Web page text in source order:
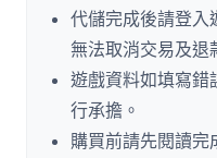
代儲完成後請登入
無法取消交易及退
遊戲資料如填寫錯
行承擔。
購買前請先閱讀完